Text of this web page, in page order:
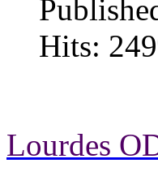
Hits:
Lourdes